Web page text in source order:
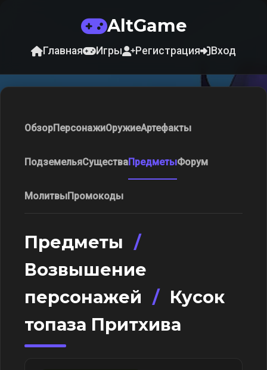
AltGame
Главная Игры Регистрация Вход
ОбзорПерсонажиОружиеАртефакты
ПодземельяСуществаПредметыФорум
МолитвыПромокоды
Предметы /
Возвышение
персонажей / Кусок
топаза Притхива